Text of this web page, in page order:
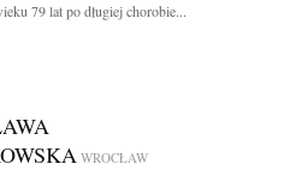
79 lat po długiej chorobie...
WROCŁAW